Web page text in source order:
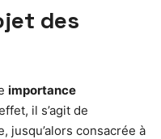
des
importance
il s’agit de
jusqu’alors consacrée à